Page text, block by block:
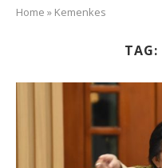
Home » Kemenkes
TAG: